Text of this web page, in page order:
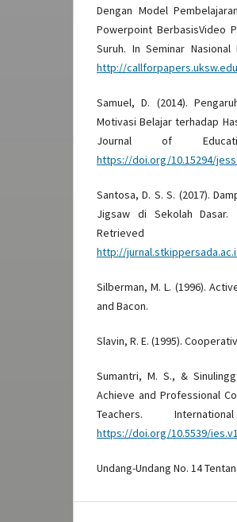
Dengan Model
Powerpoint BerbasisVideo
Suruh. In Seminar
http://
Samuel, D. (2014).
Motivasi Belajar terhadap
Journal of
https://doi.org/10.15294/
Santosa, D. S. S. (2017).
Jigsaw di Sekolah Dasar.
http://
Silberman, M. L. (1996).
and Bacon.
Slavin, R. E. (1995).
Sumantri, M. S., &
Achieve and Professional
Teachers.
https://doi.org/10.5539/
Undang-Undang No. 14